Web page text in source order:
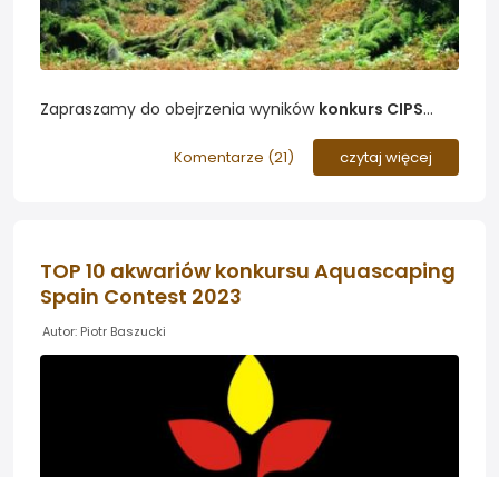
Zapraszamy do obejrzenia wyników konkurs CIPS
najlepszych prac znajdziecie żywe obrazy, które
wprost zachwycają odwzorowaniem naturalnych
Komentarze (21) czytaj więcej
TOP 10 akwariów konkursu Aquascaping
Spain Contest 2023
Autor: Piotr Baszucki